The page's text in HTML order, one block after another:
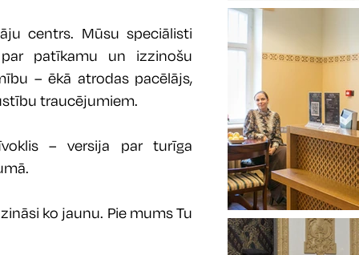
centrs. Mūsu speciālisti
patīkamu un izzinošu
– ēkā atrodas pacēlājs,
traucējumiem.
– versija par turīga
ko jaunu. Pie mums Tu